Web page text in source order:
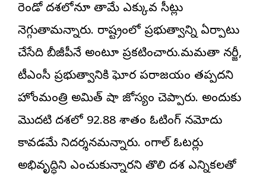
రెండో దశలోనూ తామే ఎక్కువ సీట్లు
నెగ్గుతామన్నారు. రాష్ట్రంలో ప్రభుత్వాన్ని ఏర్పాటు
చేసేది బీజీపీనే అంటూ ప్రకటించారు.మమతా బెనర్జీ,
టీఎంసీ ప్రభుత్వానికి ఘోర పరాజయం తప్పదని
హోంమంత్రి అమిత్ షా జోస్యం చెప్పారు. అందుకు
మెుదటి దశలో 92.88 శాతం ఓటింగ్ నమోదు
కావడమే నిదర్శనమన్నారు. బెంగాల్ ఓటర్లు
అభివృద్ధిని ఎంచుకున్నారని తొలి దశ ఎన్నికలతో